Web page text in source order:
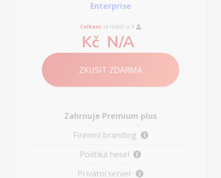
Enterprise
Celkem za měsíc a3
Kč N/A
ZKUSIT ZDARMA
Zahrnuje Premium plus
Firemní branding
Politika hesel
Privátní server